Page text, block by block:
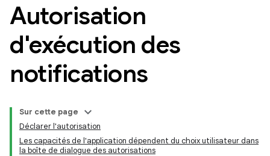
Autorisation
d'exécution des
notifications
Sur cette page
Déclarer l'autorisation
Les capacités de l'application dépendent du choix utilisateur dans
la boîte de dialogue des autorisations